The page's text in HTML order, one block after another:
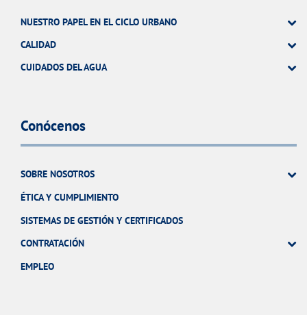
NUESTRO PAPEL EN EL CICLO URBANO
CALIDAD
CUIDADOS DEL AGUA
Conócenos
SOBRE NOSOTROS
ÉTICA Y CUMPLIMIENTO
SISTEMAS DE GESTIÓN Y CERTIFICADOS
CONTRATACIÓN
EMPLEO